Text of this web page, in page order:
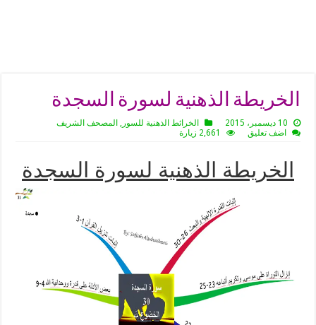
الخريطة الذهنية لسورة السجدة
10 ديسمبر، 2015 الخرائط الذهنية للسور , المصحف الشريف
اضف تعليق
2,661 زيارة
الخريطة الذهنية لسورة السجدة